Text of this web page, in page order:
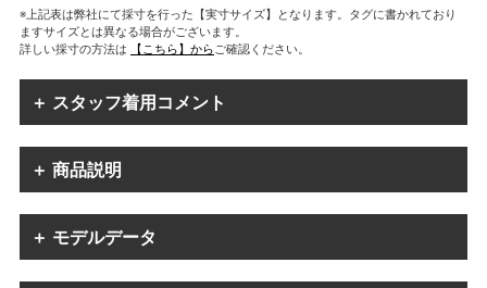
※上記表は弊社にて採寸を行った【実寸サイズ】となります。タグに書かれており
ますサイズとは異なる場合がございます。
詳しい採寸の方法は
【こちら】からご確認ください。
＋ スタッフ着用コメント
＋ 商品説明
＋ モデルデータ